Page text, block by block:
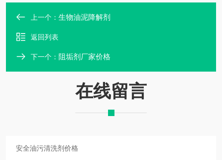
上一个： 生物油泥降解剂
返回列表
下一个： 阻垢剂厂家价格
在线留言